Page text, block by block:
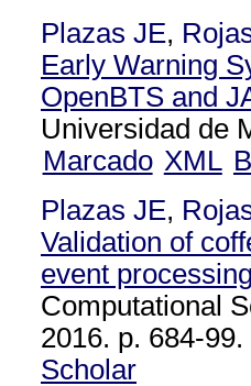
Plazas JE,
Early Warning
OpenBTS and
Universidad de
Marcado XML
Plazas JE,
Validation of
event processing
Computational
2016. p. 684-99.
Scholar